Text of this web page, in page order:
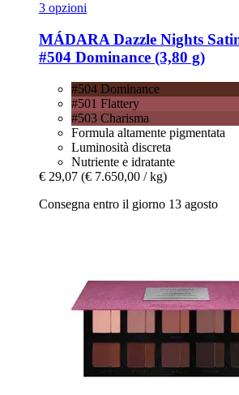
3 opzioni
MÁDARA Dazzle Nights
#504 Dominance (3,80 g)
#504 Dominance
#501 Flattery
#503 Charisma
Formula altamente pigmentata
Luminosità discreta
Nutriente e idratante
€ 29,07 (€ 7.650,00 / kg)
Consegna entro il giorno 13 agosto